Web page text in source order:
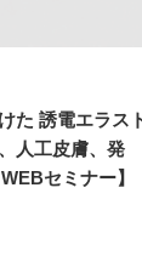
た 誘電エラス
人工皮膚、発
セミナー】